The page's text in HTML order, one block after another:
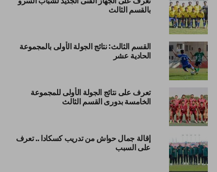
بالقسم الثالث
القسم الثالث: نتائج الجولة الأولى بالمجموعة
الحادية عشر
تعرف على نتائج الجولة الأولى للمجموعة
الخامسة بدورى القسم الثالث
إقالة جمال حواش من تدريب كسكادا .. تعرف
على السبب